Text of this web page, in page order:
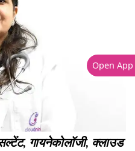
गायनेकोलॉजी, क्लाउड
Open App